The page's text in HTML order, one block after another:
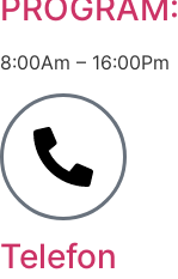
8:00Am – 16:00Pm
Telefon